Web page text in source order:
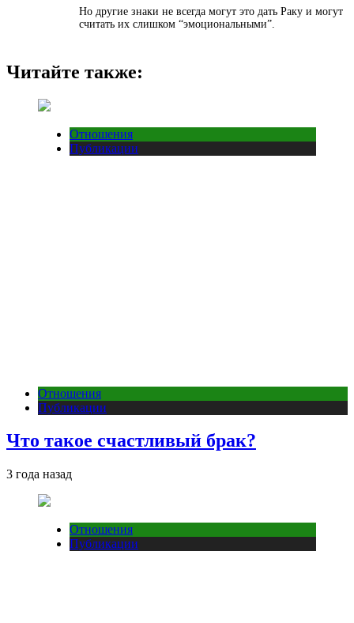
Но другие знаки не всегда могут это дать Раку и могут
считать их слишком “эмоциональными”.
Читайте также:
Отношения
Публикации
Отношения
Публикации
Что такое счастливый брак?
3 года назад
Отношения
Публикации